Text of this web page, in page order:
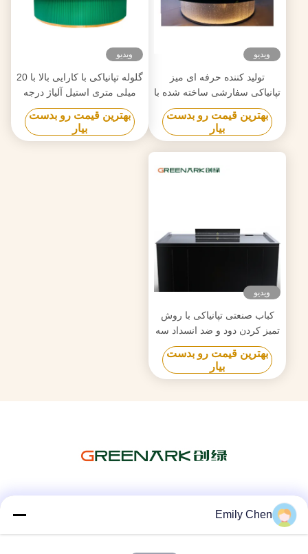
ویدیو
تولید کننده حرفه ای میز
تپانیاکی سفارشی ساخته شده با
طراحی رایگان قابل اعتماد
تامین کننده تجهیزات تپانیکی
بهترین قیمت رو بدست
بیار
ویدیو
گلوله تپانیاکی با کارایی بالا با 20
میلی متری استیل آلیاژ درجه
غذایی و گرمایش هوشمند
بهترین قیمت رو بدست
بیار
ویدیو
کباب صنعتی تپانیاکی با روش
تمیز کردن دود و ضد انسداد سه
گانه
بهترین قیمت رو بدست
بیار
Emily Chen